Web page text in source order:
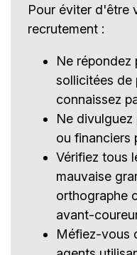
Pour éviter d'être
recrutement :
Ne répondez
sollicitées de
connaissez
Ne divulguez
ou financiers
Vérifiez tous
mauvaise
orthographe
avant-
Méfiez-vous